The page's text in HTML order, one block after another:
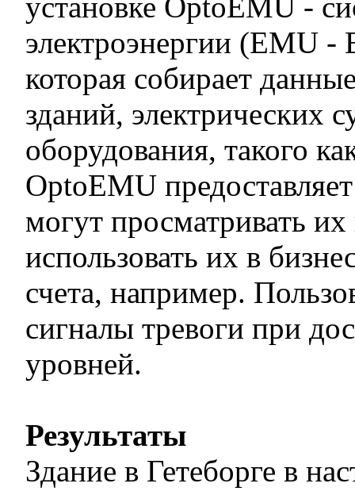
электроэнергии (EMU
которая собирает
зданий, электрических
оборудования, такого
OptoEMU
могут просматривать
использовать их в
счета, например.
сигналы тревоги при
уровней.
Результаты
Здание в Гетеборге в